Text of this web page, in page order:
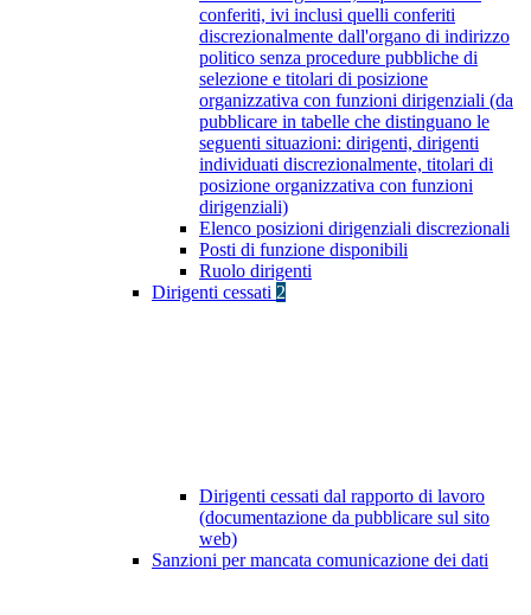
conferiti, ivi inclusi quelli conferiti
discrezionalmente dall'organo di indirizzo
politico senza procedure pubbliche di
selezione e titolari di posizione
organizzativa con funzioni dirigenziali (da
pubblicare in tabelle che distinguano le
seguenti situazioni: dirigenti, dirigenti
individuati discrezionalmente, titolari di
posizione organizzativa con funzioni
dirigenziali)
Elenco posizioni dirigenziali discrezionali
Posti di funzione disponibili
Ruolo dirigenti
Dirigenti cessati 2
Dirigenti cessati dal rapporto di lavoro
(documentazione da pubblicare sul sito
web)
Sanzioni per mancata comunicazione dei dati